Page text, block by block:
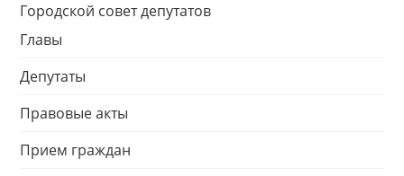
Городской совет депутатов
Главы
Депутаты
Правовые акты
Прием граждан